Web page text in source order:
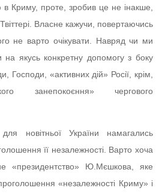
в Криму, проте, зробив це не інакше,
Власне кажучи, повертаючись
не варто очікувати. Навряд чи ми
якусь конкретну допомогу з боку
Господи, «активних дій» Росії, крім,
занепокоєння» чергового
новітньої України намагались
її незалежності. Варто хоча
«президентство» Ю.Мєшкова, яке
«незалежності Криму» і